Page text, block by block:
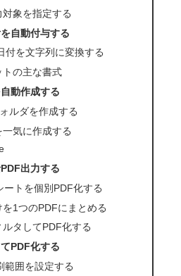
象を指定する
自動付与する
付を文字列に変換する
トの主な書式
動作成する
ルダを作成する
気に作成する
出力する
ートを個別PDF化する
1つのPDFにまとめる
タしてPDF化する
PDF化する
範囲を設定する